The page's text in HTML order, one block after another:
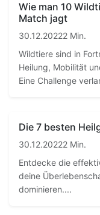
Wie man 10
Match jagt
30.12.20222 Min.
Wildtiere sind in
Heilung, Mobilität
Eine Challenge
Die 7 besten
30.12.20222 Min.
Entdecke die
deine
dominieren....